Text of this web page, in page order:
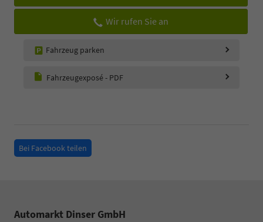
Wir rufen Sie an
Fahrzeug parken
Fahrzeugexposé - PDF
Bei Facebook teilen
Automarkt Dinser GmbH